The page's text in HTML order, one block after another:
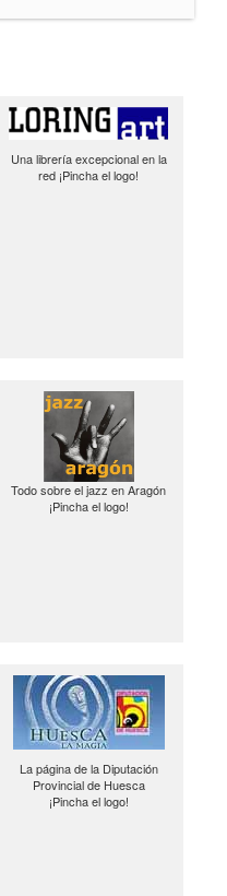
Una librería excepcional en la
red ¡Pincha el logo!
Todo sobre el jazz en Aragón
¡Pincha el logo!
La página de la Diputación
Provincial de Huesca
¡Pincha el logo!